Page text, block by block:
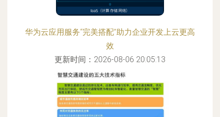
华为云应用服务“完美搭配”助力企业开发上云更高
效
更新时间：2026-08-06 20:05:13